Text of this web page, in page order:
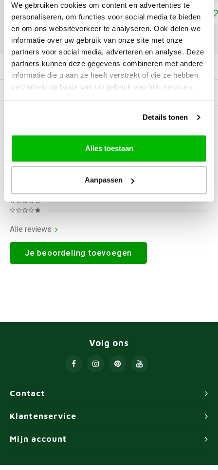
We gebruiken cookies om content en advertenties te
personaliseren, om functies voor social media te bieden
en om ons websiteverkeer te analyseren. Ook delen we
informatie over uw gebruik van onze site met onze
partners voor social media, adverteren en analyse. Deze
partners kunnen deze gegevens combineren met andere
informatie die u aan ze heeft verstrekt of die ze hebben
verzameld op basis van uw gebruik van hun services.
Details tonen
Alles toestaan
Aanpassen
Toevoegen aan winkelwagen
DELEN:
Productomschrijving
Gerelateerde producten
BEOORDELINGEN
Alle reviews
Je beoordeling toevoegen
Contact
Volg ons
Klantenservice
Mijn account